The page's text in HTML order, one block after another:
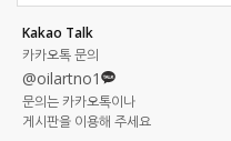
Kakao Talk
카카오톡 문의
@oilartno1
문의는 카카오톡이나
게시판을 이용해 주세요